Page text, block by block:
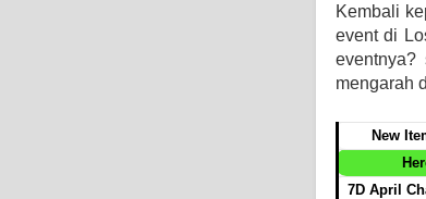
Kembali
event di
mengarah
New
7D April